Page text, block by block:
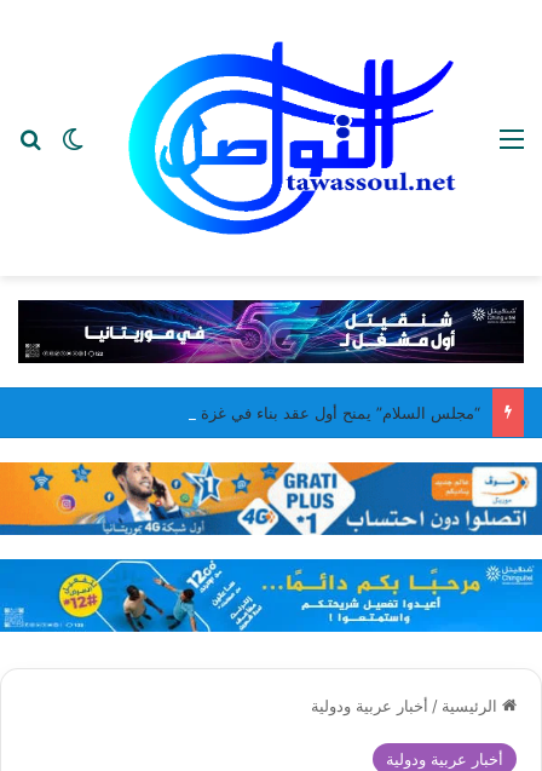
الوضع القائمة
الرئيسية / أخبار عربية ودولية
أخبار عربية ودولية